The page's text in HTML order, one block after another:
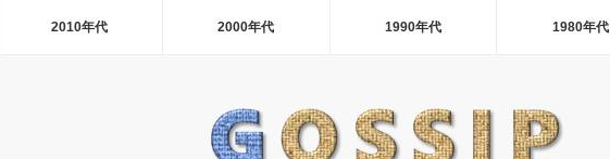
2010年代 2000年代 1990年代 1980年代